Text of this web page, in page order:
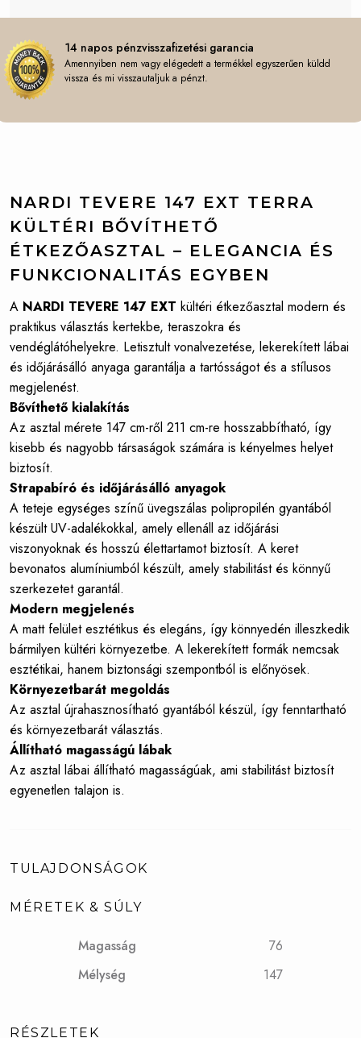
14 napos pénzvisszafizetési garancia
Amennyiben nem vagy elégedett a termékkel egyszerűen küldd
vissza és mi visszautaljuk a pénzt.
NARDI TEVERE 147 EXT TERRA
KÜLTÉRI BŐVÍTHETŐ
ÉTKEZŐASZTAL – ELEGANCIA ÉS
FUNKCIONALITÁS EGYBEN
A NARDI TEVERE 147 EXT kültéri étkezőasztal modern és
praktikus választás kertekbe, teraszokra és
vendéglátóhelyekre. Letisztult vonalvezetése, lekerekített lábai
és időjárásálló anyaga garantálja a tartósságot és a stílusos
megjelenést.
Bővíthető kialakítás
Az asztal mérete 147 cm-ről 211 cm-re hosszabbítható, így
kisebb és nagyobb társaságok számára is kényelmes helyet
biztosít.
Strapabíró és időjárásálló anyagok
A teteje egységes színű üvegszálas polipropilén gyantából
készült UV-adalékokkal, amely ellenáll az időjárási
viszonyoknak és hosszú élettartamot biztosít. A keret
bevonatos alumíniumból készült, amely stabilitást és könnyű
szerkezetet garantál.
Modern megjelenés
A matt felület esztétikus és elegáns, így könnyedén illeszkedik
bármilyen kültéri környezetbe. A lekerekített formák nemcsak
esztétikai, hanem biztonsági szempontból is előnyösek.
Környezetbarát megoldás
Az asztal újrahasznosítható gyantából készül, így fenntartható
és környezetbarát választás.
Állítható magasságú lábak
Az asztal lábai állítható magasságúak, ami stabilitást biztosít
egyenetlen talajon is.
TULAJDONSÁGOK
MÉRETEK & SÚLY
Magasság
76
Mélység
147
RÉSZLETEK